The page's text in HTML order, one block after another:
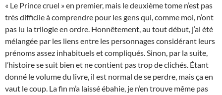
« Le Prince cruel » en premier, mais le deuxième tome n’est pas
très difficile à comprendre pour les gens qui, comme moi, n’ont
pas lu la trilogie en ordre. Honnêtement, au tout début, j’ai été
mélangée par les liens entre les personnages considérant leurs
prénoms assez inhabituels et compliqués. Sinon, par la suite,
l’histoire se suit bien et ne contient pas trop de clichés. Étant
donné le volume du livre, il est normal de se perdre, mais ça en
vaut le coup. La fin m’a laissé ébahie, je n’en trouve même pas